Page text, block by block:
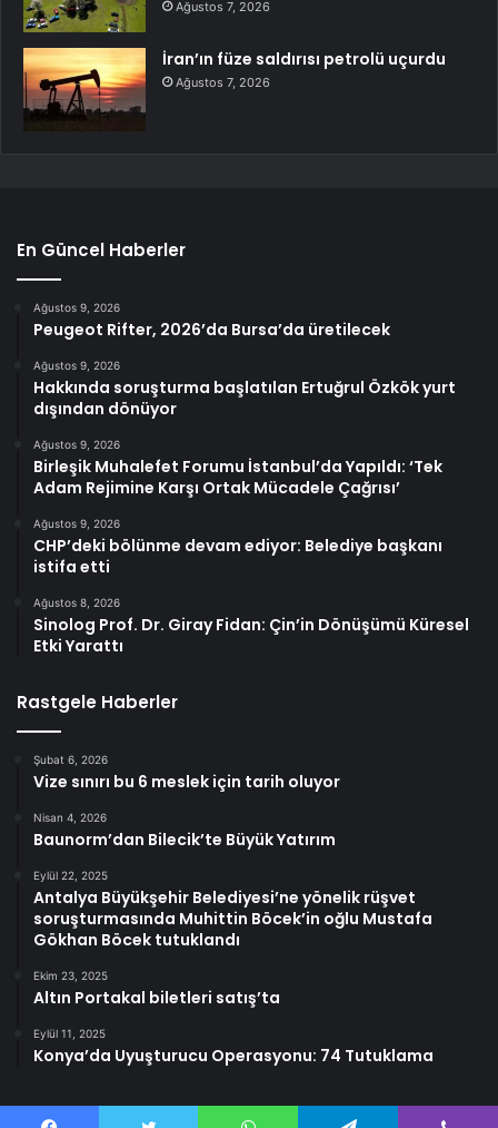
Ağustos 7, 2026
İran’ın füze saldırısı petrolü uçurdu
Ağustos 7, 2026
En Güncel Haberler
Ağustos 9, 2026
Peugeot Rifter, 2026’da Bursa’da üretilecek
Ağustos 9, 2026
Hakkında soruşturma başlatılan Ertuğrul Özkök yurt
dışından dönüyor
Ağustos 9, 2026
Birleşik Muhalefet Forumu İstanbul’da Yapıldı: ‘Tek
Adam Rejimine Karşı Ortak Mücadele Çağrısı’
Ağustos 9, 2026
CHP’deki bölünme devam ediyor: Belediye başkanı
istifa etti
Ağustos 8, 2026
Sinolog Prof. Dr. Giray Fidan: Çin’in Dönüşümü Küresel
Etki Yarattı
Rastgele Haberler
Şubat 6, 2026
Vize sınırı bu 6 meslek için tarih oluyor
Nisan 4, 2026
Baunorm’dan Bilecik’te Büyük Yatırım
Eylül 22, 2025
Antalya Büyükşehir Belediyesi’ne yönelik rüşvet
soruşturmasında Muhittin Böcek’in oğlu Mustafa
Gökhan Böcek tutuklandı
Ekim 23, 2025
Altın Portakal biletleri satış’ta
Eylül 11, 2025
Konya’da Uyuşturucu Operasyonu: 74 Tutuklama